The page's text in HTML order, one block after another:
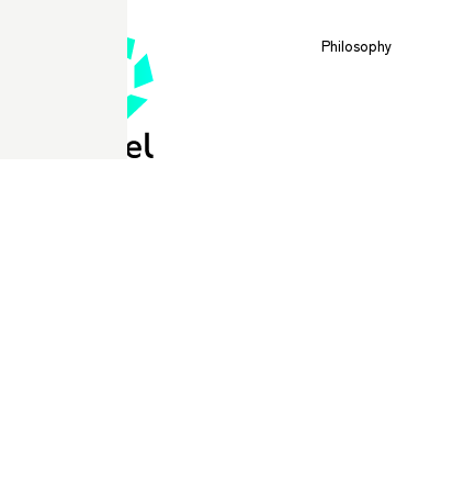
Philosophy